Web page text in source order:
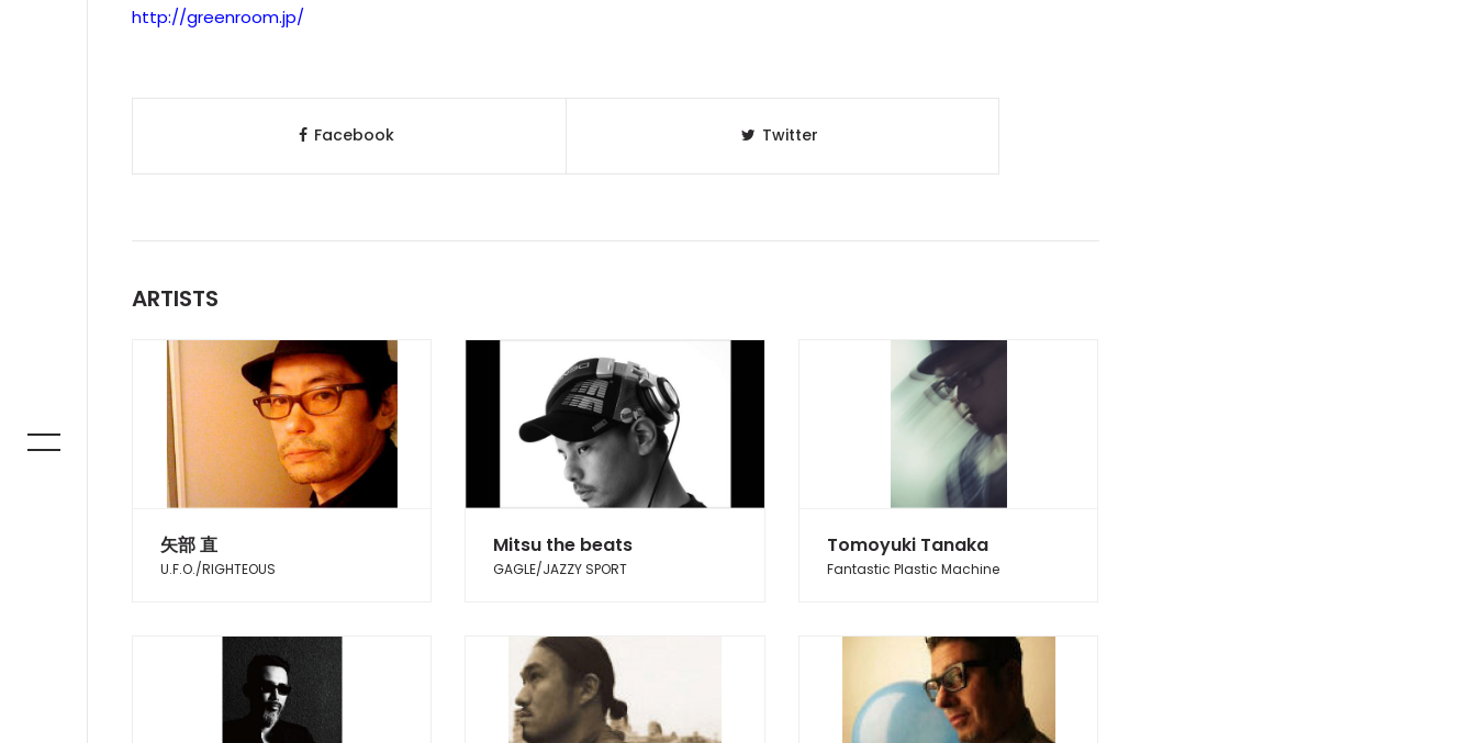
http://greenroom.jp/
Facebook Twitter
ARTISTS
矢部 直
U.F.O./RIGHTEOUS
Mitsu the beats
GAGLE/JAZZY SPORT
Tomoyuki Tanaka
Fantastic Plastic Machine